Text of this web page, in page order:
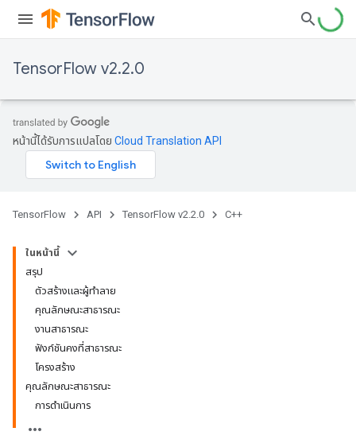
TensorFlow v2.2.0
หน้านี้ได้รับการแปลโดย Cloud Translation API
TensorFlow API TensorFlow v2.2.0 C++
ในหน้านี้
สรุป
ตัวสร้างและผู้ทำลาย
คุณลักษณะสาธารณะ
งานสาธารณะ
ฟังก์ชันคงที่สาธารณะ
โครงสร้าง
คุณลักษณะสาธารณะ
การดำเนินการ